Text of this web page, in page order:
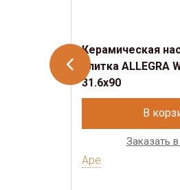
Керамическая
плитка ALLEGRA
31.6x90
В
Заказать
Ape